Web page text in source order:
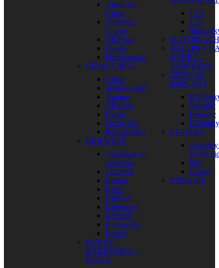
Turistické –
Urban
Chopper –
Cruiser
Off Road
Detské
Príslušenstvo
ČIŽMY/OBUV
Urban
Sport/Racing
Touring
Off Road
Detské
Voľný čas
Príslušenstvo
CHRÁNIČE
Vkladacie do
oblečenia
Chrbtové
Hrudné
Krčné
Lakťové
Ľadvinové
Kolenné
Korytnačky
Detské
KUKLY –
NÁKRČNÍKY –
ŠATKY
1:18
1:12
NÁLEPKY
NÁDRŽ –
TANKPADY
OSTATNÉ
DOPLNKY
Nálepky
Hrnčeky
Dáždniky
STOJANY
kyvnú
MX
Cestné
NÁRADIE